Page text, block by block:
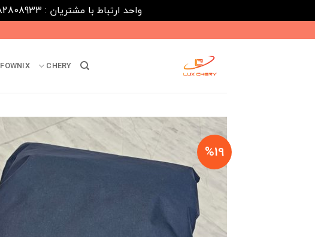
واحد ارتباط با مشتریان : 02182808933 ---- ارتباط در پیامرسان های داخلی ایتا، روبیکا و بله : 09031116395
to
CHERY
FOWNIX
%19